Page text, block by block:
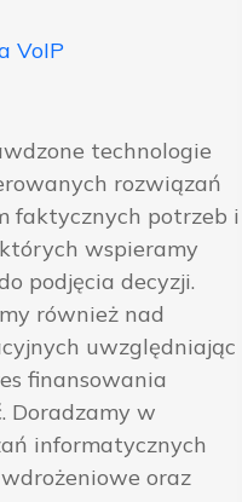
VoIP
technologie
rozwiązań
faktycznych potrzeb i
wspieramy
podjęcia decyzji.
również nad
uwzględniając
finansowania
Doradzamy w
informatycznych
oraz